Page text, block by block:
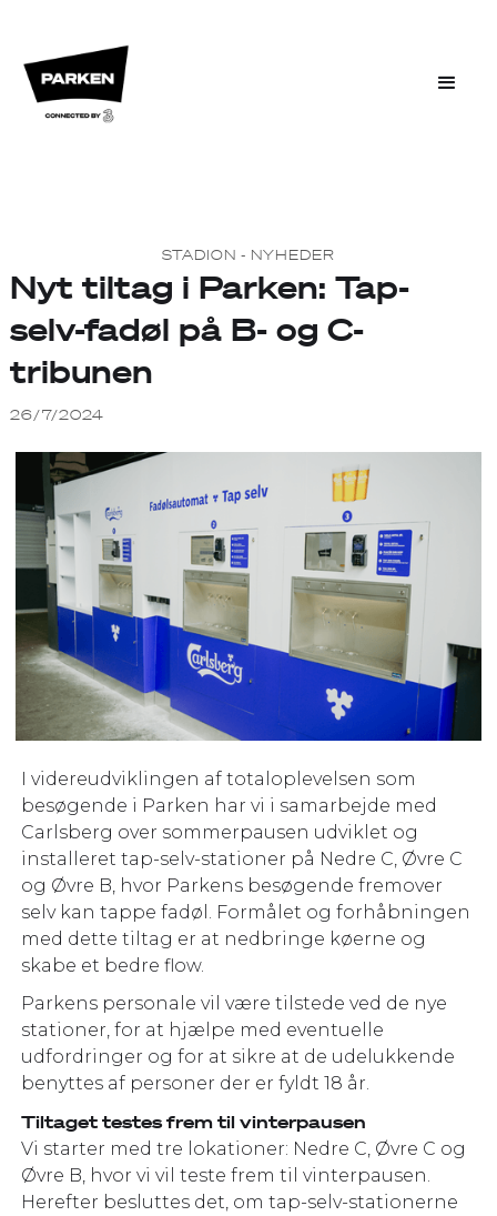
STADION - NYHEDER
Nyt tiltag i Parken: Tap-
selv-fadøl på B- og C-
tribunen
26/7/2024
I videreudviklingen af totaloplevelsen som
besøgende i Parken har vi i samarbejde med
Carlsberg over sommerpausen udviklet og
installeret tap-selv-stationer på Nedre C, Øvre C
og Øvre B, hvor Parkens besøgende fremover
selv kan tappe fadøl. Formålet og forhåbningen
med dette tiltag er at nedbringe køerne og
skabe et bedre flow.
Parkens personale vil være tilstede ved de nye
stationer, for at hjælpe med eventuelle
udfordringer og for at sikre at de udelukkende
benyttes af personer der er fyldt 18 år.
Tiltaget testes frem til vinterpausen
Vi starter med tre lokationer: Nedre C, Øvre C og
Øvre B, hvor vi vil teste frem til vinterpausen.
Herefter besluttes det, om tap-selv-stationerne